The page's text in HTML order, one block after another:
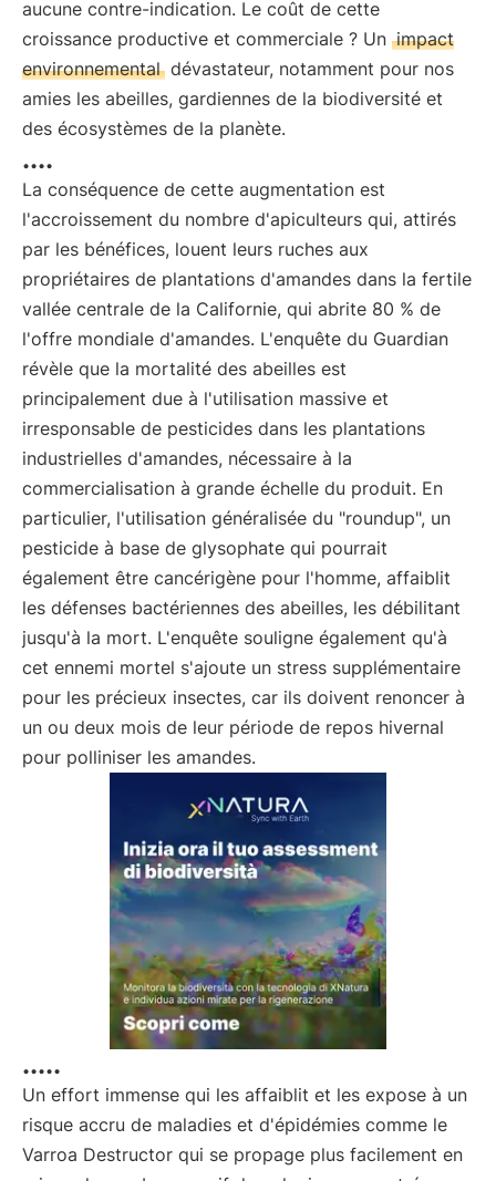
aucune contre-indication. Le coût de cette
croissance productive et commerciale ? Un impact
environnemental dévastateur, notamment pour nos
amies les abeilles, gardiennes de la biodiversité et
des écosystèmes de la planète.
....
La conséquence de cette augmentation est
l'accroissement du nombre d'apiculteurs qui, attirés
par les bénéfices, louent leurs ruches aux
propriétaires de plantations d'amandes dans la fertile
vallée centrale de la Californie, qui abrite 80 % de
l'offre mondiale d'amandes. L'enquête du Guardian
révèle que la mortalité des abeilles est
principalement due à l'utilisation massive et
irresponsable de pesticides dans les plantations
industrielles d'amandes, nécessaire à la
commercialisation à grande échelle du produit. En
particulier, l'utilisation généralisée du "roundup", un
pesticide à base de glysophate qui pourrait
également être cancérigène pour l'homme, affaiblit
les défenses bactériennes des abeilles, les débilitant
jusqu'à la mort. L'enquête souligne également qu'à
cet ennemi mortel s'ajoute un stress supplémentaire
pour les précieux insectes, car ils doivent renoncer à
un ou deux mois de leur période de repos hivernal
pour polliniser les amandes.
.....
Un effort immense qui les affaiblit et les expose à un
risque accru de maladies et d'épidémies comme le
Varroa Destructor qui se propage plus facilement en